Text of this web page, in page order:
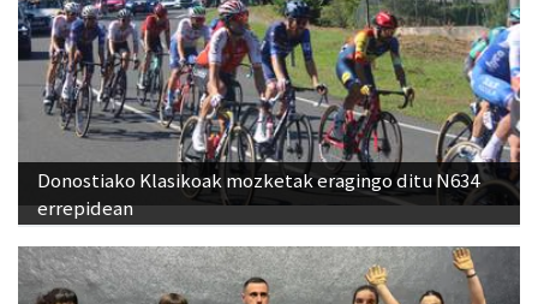
Donostiako Klasikoak mozketak eragingo ditu N634
errepidean